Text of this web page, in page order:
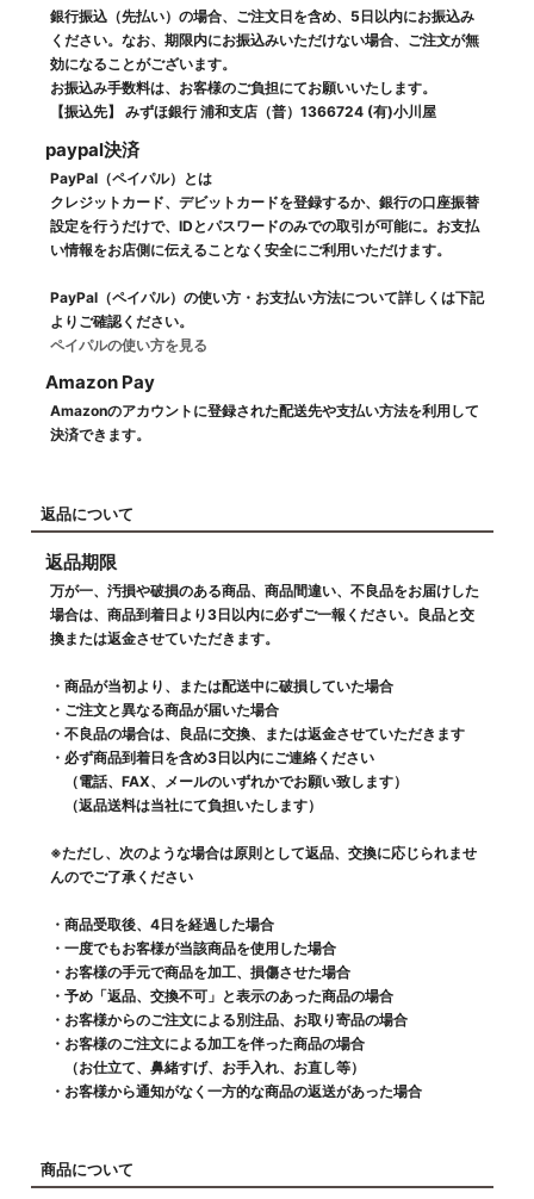
銀行振込（先払い）の場合、ご注文日を含め、5日以内にお振込み
ください。なお、期限内にお振込みいただけない場合、ご注文が無
効になることがございます。
お振込み手数料は、お客様のご負担にてお願いいたします。
【振込先】 みずほ銀行 浦和支店（普）1366724 (有)小川屋
paypal決済
PayPal（ペイパル）とは
クレジットカード、デビットカードを登録するか、銀行の口座振替
設定を行うだけで、IDとパスワードのみでの取引が可能に。お支払
い情報をお店側に伝えることなく安全にご利用いただけます。
PayPal（ペイパル）の使い方・お支払い方法について詳しくは下記
よりご確認ください。
ペイパルの使い方を見る
Amazon Pay
Amazonのアカウントに登録された配送先や支払い方法を利用して
決済できます。
返品について
返品期限
万が一、汚損や破損のある商品、商品間違い、不良品をお届けした
場合は、商品到着日より3日以内に必ずご一報ください。良品と交
換または返金させていただきます。
・商品が当初より、または配送中に破損していた場合
・ご注文と異なる商品が届いた場合
・不良品の場合は、良品に交換、または返金させていただきます
・必ず商品到着日を含め3日以内にご連絡ください
（電話、FAX、メールのいずれかでお願い致します）
（返品送料は当社にて負担いたします）
※ただし、次のような場合は原則として返品、交換に応じられませ
んのでご了承ください
・商品受取後、4日を経過した場合
・一度でもお客様が当該商品を使用した場合
・お客様の手元で商品を加工、損傷させた場合
・予め「返品、交換不可」と表示のあった商品の場合
・お客様からのご注文による別注品、お取り寄品の場合
・お客様のご注文による加工を伴った商品の場合
（お仕立て、鼻緒すげ、お手入れ、お直し等）
・お客様から通知がなく一方的な商品の返送があった場合
商品について